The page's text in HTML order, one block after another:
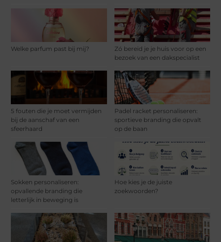
Welke parfum past bij mij?
Zó bereid je je huis voor op een
bezoek van een dakspecialist
5 fouten die je moet vermijden
bij de aanschaf van een
sfeerhaard
Padel racket personaliseren:
sportieve branding die opvalt
op de baan
Sokken personaliseren:
opvallende branding die
letterlijk in beweging is
Hoe kies je de juiste
zoekwoorden?